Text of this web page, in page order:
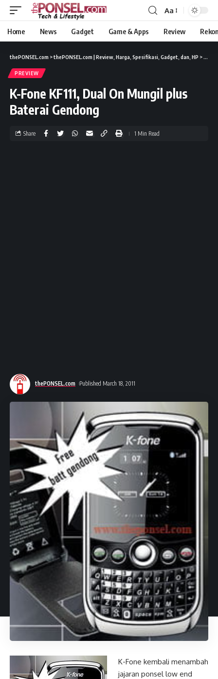
Aa
Home News Gadget Game & Apps Review
thePONSEL.com >thePONSEL.com | Review, Harga, Spesifikasi, Gadget, dan, HP >
PREVIEW
K-Fone KF111, Dual On Mungil plus
Baterai Gendong
thePONSEL.com Published March 18, 2011
Share 1 Min Read
K-Fone kembali menambah
jajaran ponsel low end